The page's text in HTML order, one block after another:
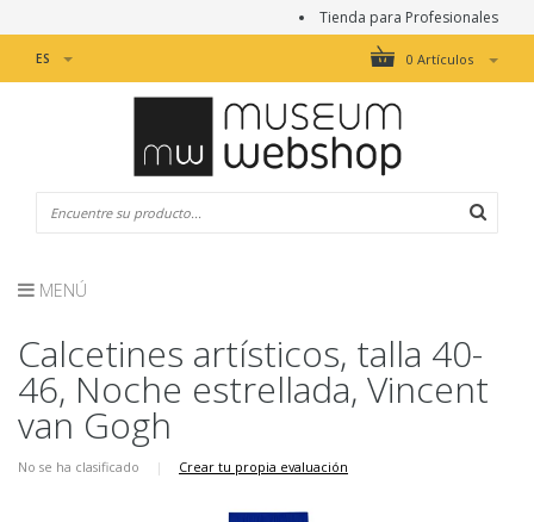
Tienda para Profesionales
0 Artículos
ES
MENÚ
Calcetines artísticos, talla 40-
46, Noche estrellada, Vincent
van Gogh
No se ha clasificado | Crear tu propia evaluación